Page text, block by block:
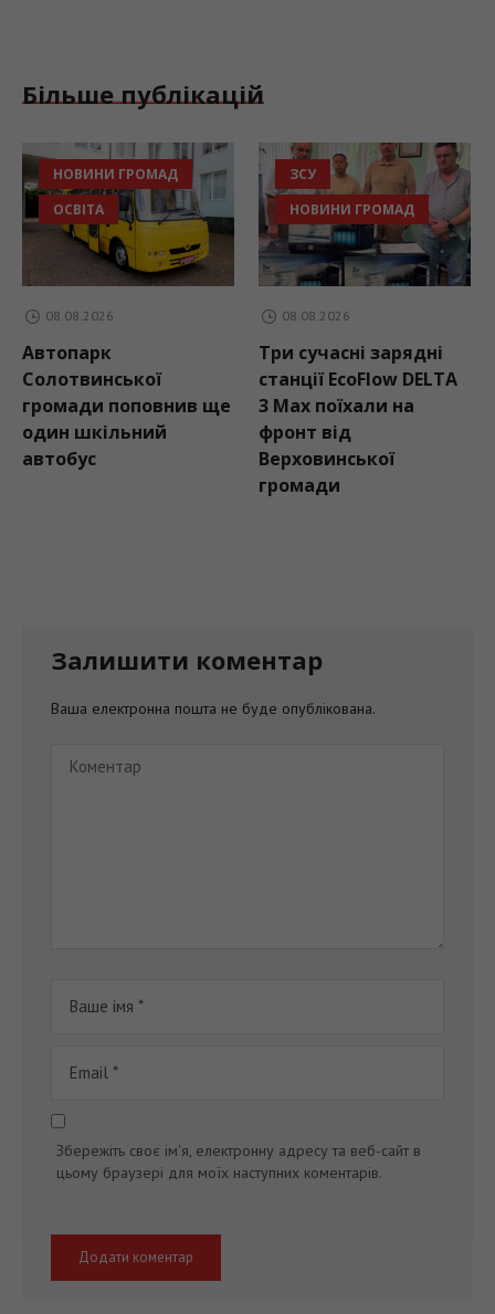
Більше публікацій
НОВИНИ ГРОМАД
ОСВІТА
08.08.2026
Автопарк
Солотвинської
громади поповнив ще
один шкільний
автобус
ЗСУ
НОВИНИ ГРОМАД
08.08.2026
Три сучасні зарядні
станції EcoFlow DELTA
3 Max поїхали на
фронт від
Верховинської
громади
Залишити коментар
Ваша електронна пошта не буде опублікована.
Збережіть своє ім'я, електронну адресу та веб-сайт в
цьому браузері для моїх наступних коментарів.